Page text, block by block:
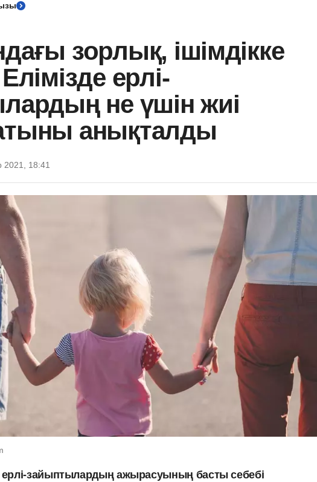
зорлық, ішімдікке
ерлі-
не үшін жиі
анықталды
2021, 18:41
ерлі-зайыптылардың ажырасуының басты себебі